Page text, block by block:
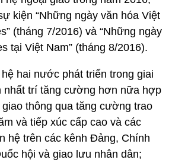
kiện “Những ngày văn hóa Việt
(tháng 7/2016) và “Những ngày
tại Việt Nam” (tháng 8/2016).
hai nước phát triển trong giai
nhất trí tăng cường hơn nữa hợp
thông qua tăng cường trao
và tiếp xúc cấp cao và các
hệ trên các kênh Đảng, Chính
hội và giao lưu nhân dân;